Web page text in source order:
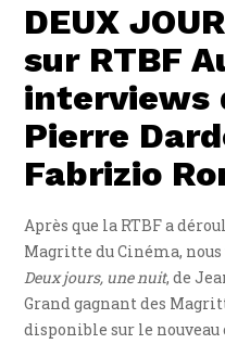
DEUX
sur RTBF
interviews
Pierre
Fabrizio
Après que la RTBF a
Magritte du Cinéma, nous
Deux jours, une nuit, de
Grand gagnant des
disponible sur le nouveau